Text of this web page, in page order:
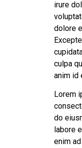
irure
dolore
culpa
anim id
Lorem
do
labore
enim